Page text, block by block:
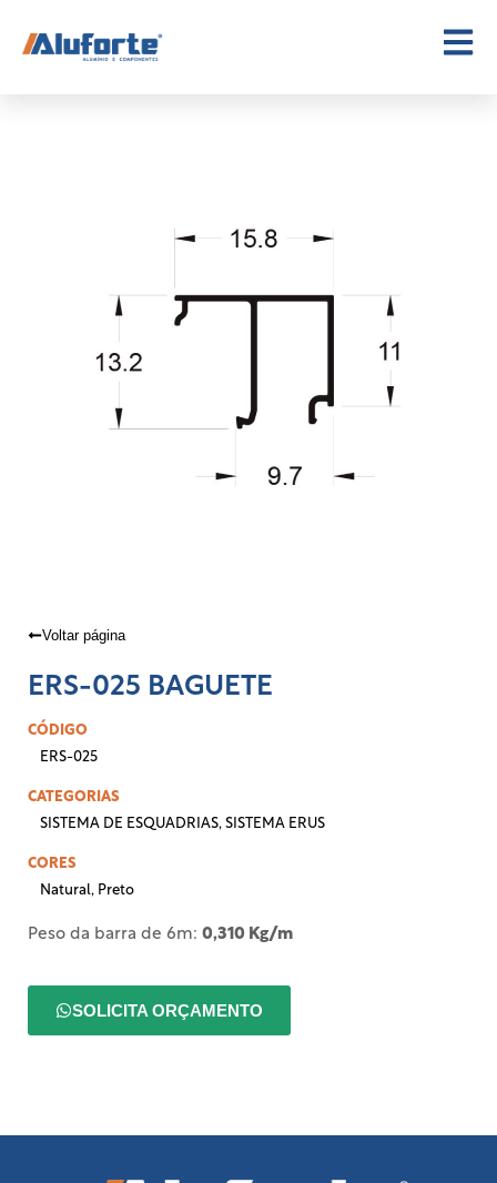
Voltar página
ERS-025 BAGUETE
CÓDIGO
ERS-025
CATEGORIAS
SISTEMA DE ESQUADRIAS, SISTEMA ERUS
CORES
Natural, Preto
Peso da barra de 6m: 0,310 Kg/m
SOLICITA ORÇAMENTO